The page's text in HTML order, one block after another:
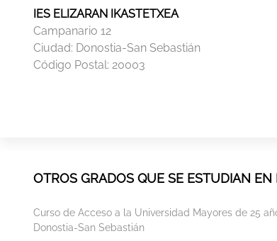
IES ELIZARAN IKASTETXEA
Campanario 12
Ciudad: Donostia-San Sebastián
Código Postal: 20003
OTROS GRADOS QUE SE ESTUDIAN
Curso de Acceso a la Universidad Mayores de 25
Donostia-San Sebastián